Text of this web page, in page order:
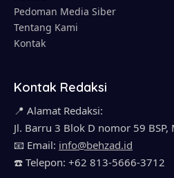
Pedoman Media Siber
Tentang Kami
Kontak
Kontak Redaksi
📍 Alamat Redaksi:
Jl. Barru 3 Blok D nomor 59 BSP,
📧 Email: info@behzad.id
☎️ Telepon: +62 813-5666-3712